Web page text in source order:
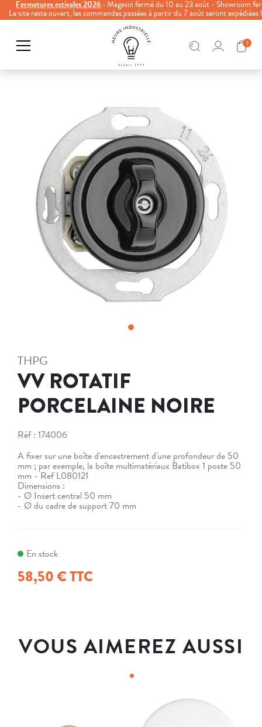
THPG
VV ROTATIF
PORCELAINE NOIRE
Réf : 174006
A fixer sur une boîte d'encastrement d'une profondeur de 50
mm ; par exemple, la boîte multimatériaux Batibox 1 poste 50
mm - Ref L080121
Dimensions :
- Ø Insert central 50 mm
- Ø du cadre de support 70 mm
En stock
58,50 € TTC
VOUS AIMEREZ AUSSI
Fermetures estivales 2026 : Magasin fermé du 10 au 23 août - Showroom
Le site reste ouvert, les commandes passées à partir du 7 août seront
1